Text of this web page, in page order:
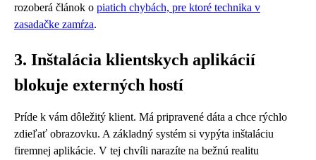
rozoberá článok o piatich chybách, pre ktoré technika v
zasadačke zamŕza.
3. Inštalácia klientskych aplikácií
blokuje externých hostí
Príde k vám dôležitý klient. Má pripravené dáta a chce rýchlo
zdieľať obrazovku. A základný systém si vypýta inštaláciu
firemnej aplikácie. V tej chvíli narazíte na bežnú realitu